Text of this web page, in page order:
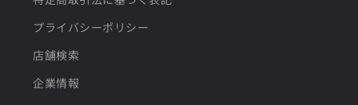
プライバシーポリシー
店舗検索
企業情報